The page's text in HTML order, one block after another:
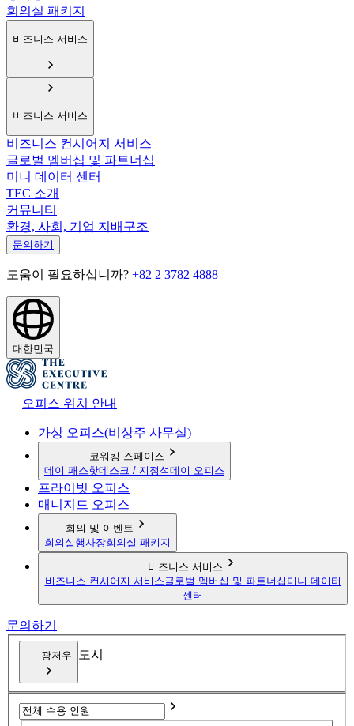
회의실 패키지
비즈니스 서비스
비즈니스 서비스
비즈니스 컨시어지 서비스
글로벌 멤버십 및 파트너십
미니 데이터 센터
TEC 소개
커뮤니티
환경, 사회, 기업 지배구조
문의하기
도움이 필요하십니까? +82 2 3782 4888
대한민국
오피스 위치 안내
가상 오피스(비상주 사무실)
코워킹 스페이스
데이 패스핫데스크 / 지정석데이 오피스
프라이빗 오피스
매니지드 오피스
회의 및 이벤트
회의실행사장회의실 패키지
비즈니스 서비스
비즈니스 컨시어지 서비스글로벌 멤버십 및 파트너십 미니 데이터
센터
문의하기
광저우 도시